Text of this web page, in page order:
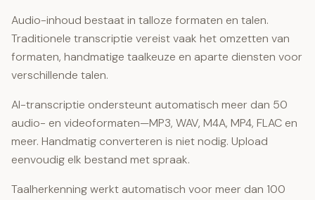
Audio-inhoud bestaat in talloze formaten en talen.
Traditionele transcriptie vereist vaak het omzetten van
formaten, handmatige taalkeuze en aparte diensten voor
verschillende talen.
AI-transcriptie ondersteunt automatisch meer dan 50
audio- en videoformaten—MP3, WAV, M4A, MP4, FLAC en
meer. Handmatig converteren is niet nodig. Upload
eenvoudig elk bestand met spraak.
Taalherkenning werkt automatisch voor meer dan 100